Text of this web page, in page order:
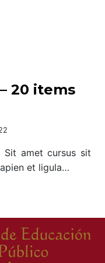
20 items
Sit amet cursus sit
et ligula…